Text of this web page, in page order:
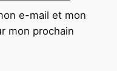
e-mail et mon
mon prochain